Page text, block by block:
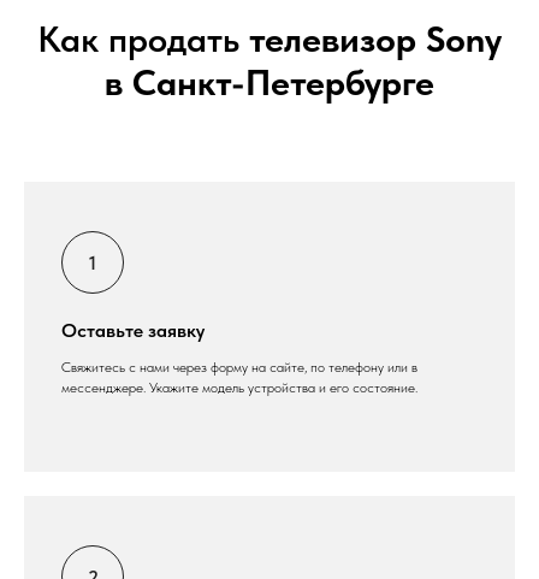
Как продать телевизор Sony
в Санкт-Петербурге
Оставьте заявку
Свяжитесь с нами через форму на сайте, по телефону или в
мессенджере. Укажите модель устройства и его состояние.